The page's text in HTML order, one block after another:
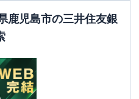
鹿児島市の三井住友銀